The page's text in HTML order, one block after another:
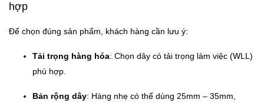
hợp
Để chọn đúng sản phẩm, khách hàng cần lưu ý:
Tải trọng hàng hóa: Chọn dây có tải trọng làm việc (WLL)
phù hợp.
Bản rộng dây: Hàng nhẹ có thể dùng 25mm – 35mm,